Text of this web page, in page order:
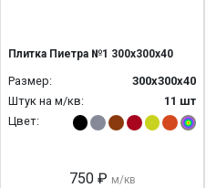
Плитка Пиетра №1 300х300х40
Размер:
300х300х40
Штук на м/кв:
11 шт
Цвет:
750 ₽ м/кв